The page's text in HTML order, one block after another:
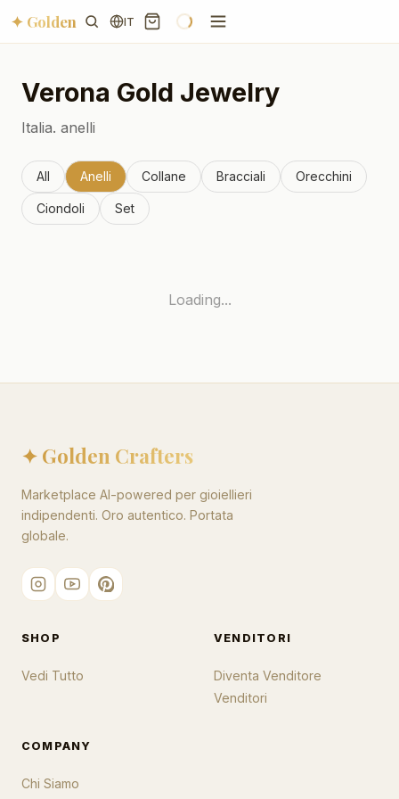
✦ Golden IT
Verona Gold Jewelry
Italia. anelli
All Anelli Collane Bracciali Orecchini
Ciondoli Set
Loading...
✦ Golden Crafters
Marketplace AI-powered per gioiellieri
indipendenti. Oro autentico. Portata
globale.
SHOP
Vedi Tutto
VENDITORI
Diventa Venditore
Venditori
COMPANY
Chi Siamo